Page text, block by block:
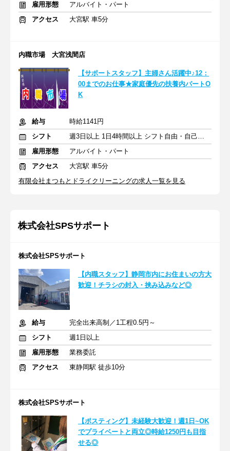
雇用形態
アルバイト・パート
アクセス
大宮駅 車5分
内職市場 大宮浅間店
【サポートスタッフ】主婦さん活躍中♪12：
00までのお仕事★家庭優先の扶養内パートO
K
給与
時給1141円
シフト
週3日以上 1日4時間以上 シフト自由・自己申告
雇用形態
アルバイト・パート
アクセス
大宮駅 車5分
有限会社まつもとドライクリーニングの求人一覧を見る
株式会社SPSサポート
株式会社SPSサポート
【内職スタッフ】静岡市内にお住まいの方大
歓迎！チラシの封入・挟み込みなど◎
給与
完全出来高制／1工程0.5円～
シフト
週1日以上
雇用形態
業務委託
アクセス
東静岡駅 徒歩10分
株式会社SPSサポート
【ポスティング】未経験大歓迎！週1日~OK
でプライベートと両立◎時給1250円も目指
せる◎